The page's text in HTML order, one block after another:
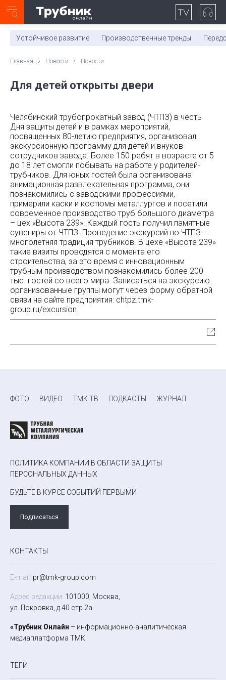
0:00/ 11:03
Устойчивое развитие Производственные тренды
Главная Новости Новости
Для детей открыты двери
Челябинский трубопрокатный завод (ЧТПЗ) в честь
Дня защиты детей и в рамках мероприятий,
посвященных 80-летию предприятия, организовал
экскурсионную программу для детей и внуков
сотрудников завода. Более 150 ребят в возрасте от 5
до 18 лет смогли побывать на работе у родителей-
трубников. Для юных гостей была организована
анимационная развлекательная программа, они
познакомились с заводскими профессиями,
примерили каски и костюмы металлургов и посетили
современное производство труб большого диаметра
– цех «Высота 239». Каждый гость получил памятные
сувениры от ЧТПЗ. Проведение экскурсий по ЧТПЗ –
многолетняя традиция трубников. В цехе «Высота 239»
такие визиты проводятся с момента его
строительства, за это время с инновационным
трубным производством познакомились более 200
тыс. гостей со всего мира. Записаться на экскурсию
организованные группы могут через форму обратной
связи на сайте предприятия: chtpz.tmk-
group.ru/excursion.
ФОТО ВИДЕО ТМК ТВ ПОДКАСТЫ ЖУРНАЛ
ПОЛИТИКА КОМПАНИИ В ОБЛАСТИ ЗАЩИТЫ
ПЕРСОНАЛЬНЫХ ДАННЫХ
БУДЬТЕ В КУРСЕ СОБЫТИЙ ПЕРВЫМИ
Подписаться
КОНТАКТЫ
E-mail: pr@tmk-group.com
Адрес редакции: 101000, Москва,
ул. Покровка, д.40 стр.2а
«Трубник Онлайн – информационно-аналитическая
медиаплатформа ТМК
ТЕГИ